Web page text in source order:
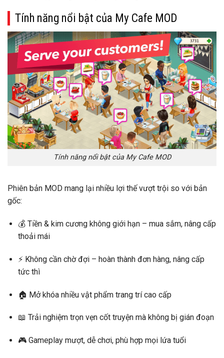
Tính năng nổi bật của My Cafe MOD
Tính năng nổi bật của My Cafe MOD
Phiên bản MOD mang lại nhiều lợi thế vượt trội so với bản
gốc:
💰 Tiền & kim cương không giới hạn– mua sắm, nâng cấp
thoải mái
⚡ Không cần chờ đợi– hoàn thành đơn hàng, nâng cấp
tức thì
🏠 Mở khóa nhiều vật phẩm trang trí cao cấp
📖 Trải nghiệm trọn vẹn cốt truyệnmà không bị gián đoạn
🎮 Gameplay mượt, dễ chơi, phù hợp mọi lứa tuổi